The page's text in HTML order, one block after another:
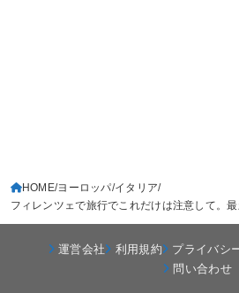
HOME ヨーロッパ イタリア
フィレンツェで旅行でこれだけは注意して。
運営会社 利用規約 プライバシ
問い合わせ